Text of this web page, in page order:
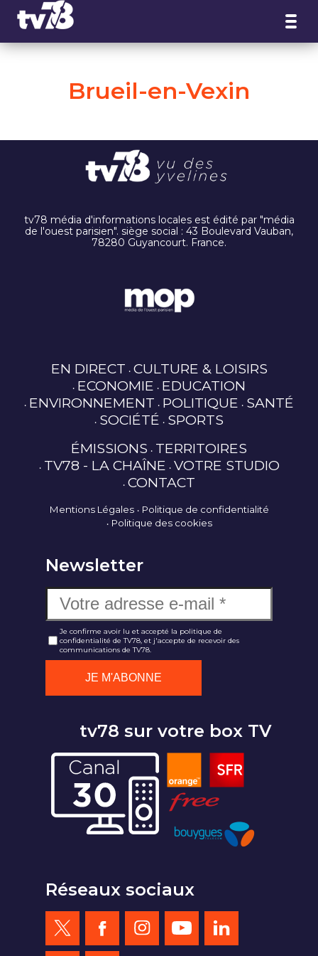
Brueil-en-Vexin
tv78 média d'informations locales est édité par "média
de l'ouest parisien". siège social : 43 Boulevard Vauban,
78280 Guyancourt. France.
EN DIRECT CULTURE & LOISIRS
ECONOMIE EDUCATION
ENVIRONNEMENT POLITIQUE SANTÉ
SOCIÉTÉ SPORTS
ÉMISSIONS TERRITOIRES
TV78 - LA CHAÎNE VOTRE STUDIO
CONTACT
Mentions Légales
Politique de confidentialité
Politique des cookies
Newsletter
Je confirme avoir lu et accepté la politique de
confidentialité de TV78, et j'accepte de recevoir des
communications de TV78.
tv78 sur votre box TV
Réseaux sociaux
Panneau de gestion des cookies